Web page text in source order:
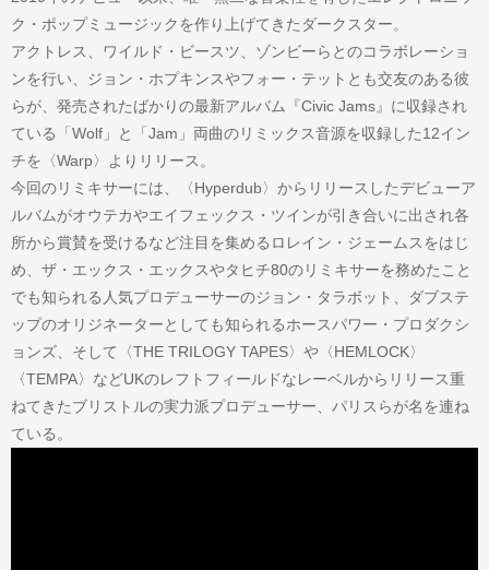
ク・ポップミュージックを作り上げてきたダークスター。
アクトレス、ワイルド・ビースツ、ゾンビーらとのコラボレーショ
ンを行い、ジョン・ホプキンスやフォー・テットとも交友のある彼
らが、発売されたばかりの最新アルバム『Civic Jams』に収録され
ている「Wolf」と「Jam」両曲のリミックス音源を収録した12イン
チを〈Warp〉よりリリース。
今回のリミキサーには、〈Hyperdub〉からリリースしたデビューア
ルバムがオウテカやエイフェックス・ツインが引き合いに出され各
所から賞賛を受けるなど注目を集めるロレイン・ジェームスをはじ
め、ザ・エックス・エックスやタヒチ80のリミキサーを務めたこと
でも知られる人気プロデューサーのジョン・タラボット、ダブステ
ップのオリジネーターとしても知られるホースパワー・プロダクシ
ョンズ、そして〈THE TRILOGY TAPES〉や〈HEMLOCK〉
〈TEMPA〉などUKのレフトフィールドなレーベルからリリース重
ねてきたブリストルの実力派プロデューサー、パリスらが名を連ね
ている。